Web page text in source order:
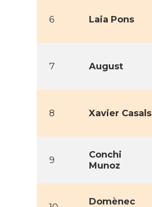
6 Laia Pons
7 August
8 Xavier Casals
9
Conchi
Munoz
Domènec